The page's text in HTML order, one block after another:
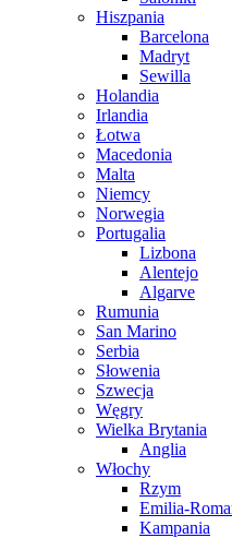
Hiszpania
Barcelona
Madryt
Sewilla
Holandia
Irlandia
Łotwa
Macedonia
Malta
Niemcy
Norwegia
Portugalia
Lizbona
Alentejo
Algarve
Rumunia
San Marino
Serbia
Słowenia
Szwecja
Węgry
Wielka Brytania
Anglia
Włochy
Rzym
Emilia-
Kampania